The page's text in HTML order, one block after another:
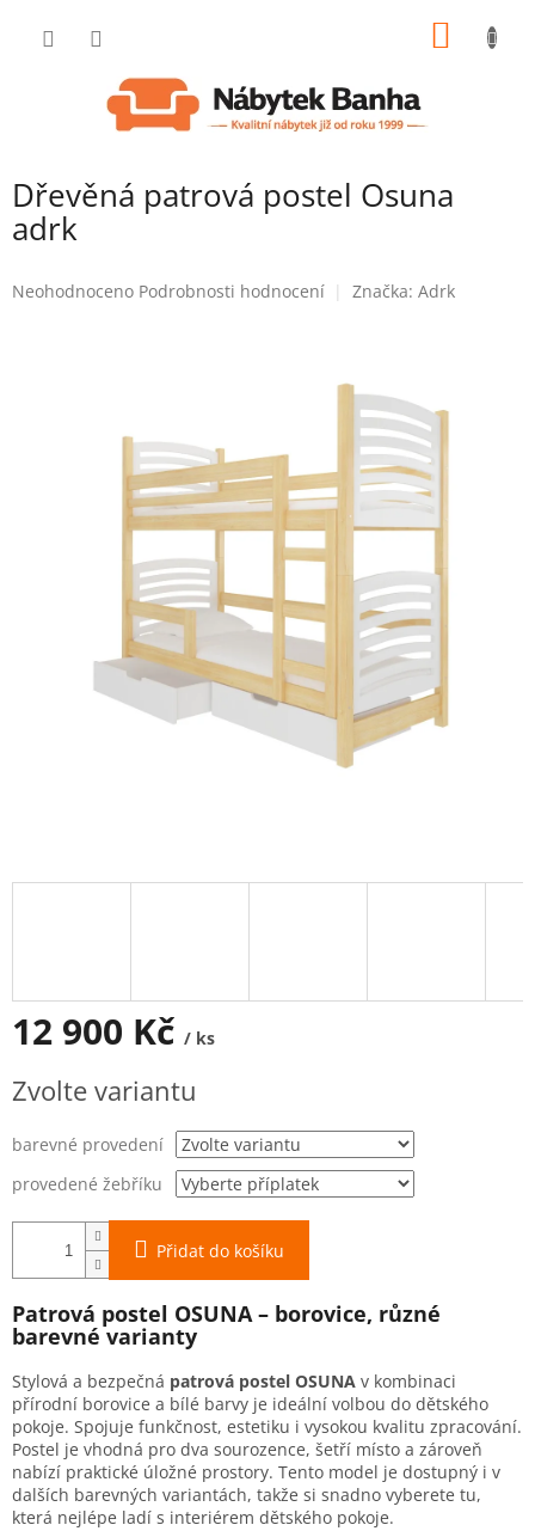
Dřevěná patrová postel Osuna
adrk
Průměrné
Neohodnoceno Podrobnosti hodnocení Značka: Adrk
12 900 Kč / ks
cena:
Zvolte variantu
barevné provedení
provedené žebříku
Přidat do košíku
Patrová postel OSUNA – borovice, různé
barevné varianty
Stylová a bezpečná patrová postel OSUNA v kombinaci
přírodní borovice a bílé barvy je ideální volbou do dětského
pokoje. Spojuje funkčnost, estetiku i vysokou kvalitu zpracování.
Postel je vhodná pro dva sourozence, šetří místo a zároveň
nabízí praktické úložné prostory. Tento model je dostupný i v
dalších barevných variantách, takže si snadno vyberete tu,
která nejlépe ladí s interiérem dětského pokoje.